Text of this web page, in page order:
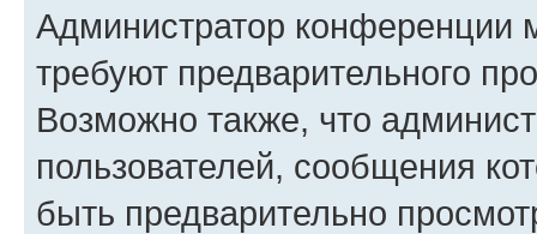
Администратор конференции
требуют предварительного
Возможно также, что
пользователей, сообщения
быть предварительно